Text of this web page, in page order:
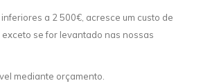
a 2 500€, acresce um custo de
se for levantado nas nossas
mediante orçamento.